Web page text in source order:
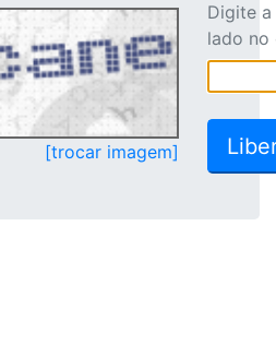
[trocar imagem]
Digite
lado no